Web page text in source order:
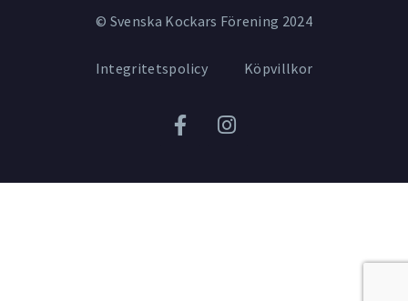
© Svenska Kockars Förening 2024
Integritetspolicy Köpvillkor